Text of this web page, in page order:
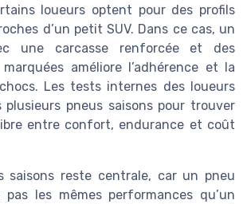
loueurs optent pour des profils
d’un petit SUV. Dans ce cas, un
une carcasse renforcée et des
améliore l’adhérence et la
Les tests internes des loueurs
plusieurs pneus saisons pour trouver
entre confort, endurance et coût
saisons reste centrale, car un pneu
pas les mêmes performances qu’un